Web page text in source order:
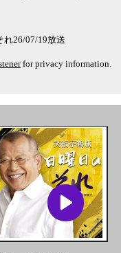
れ26/07/19放送
for privacy information.